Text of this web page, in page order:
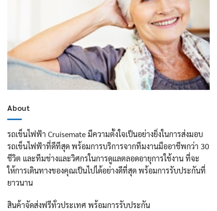
About
รถเข็นไฟฟ้า Cruisemate มีความตั้งใจเป็นอย่างยิ่งในการส่งมอบ
รถเข็นไฟฟ้าที่ดีทีสุด พร้อมการบริการจากทีมงานมืออาชีพกว่า 30
ชีวิต และทีมช่างและวิศกรในการดูแลตลอดอายุการใช้งาน ที่จะ
ให้การเดินทางของคุณเป็นไปได้อย่างดีที่สุด พร้อมการรับประกันที่
ยาวนาน
สินค้าจัดส่งฟรีทั่วประเทศ พร้อมการรับประกัน